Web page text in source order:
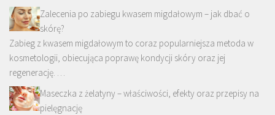
Zalecenia po zabiegu kwasem migdałowym – jak dbać o
skórę?
Zabieg z kwasem migdałowym to coraz popularniejsza metoda w
kosmetologii, obiecująca poprawę kondycji skóry oraz jej
regenerację. …
Maseczka z żelatyny – właściwości, efekty oraz przepisy na
pielęgnację